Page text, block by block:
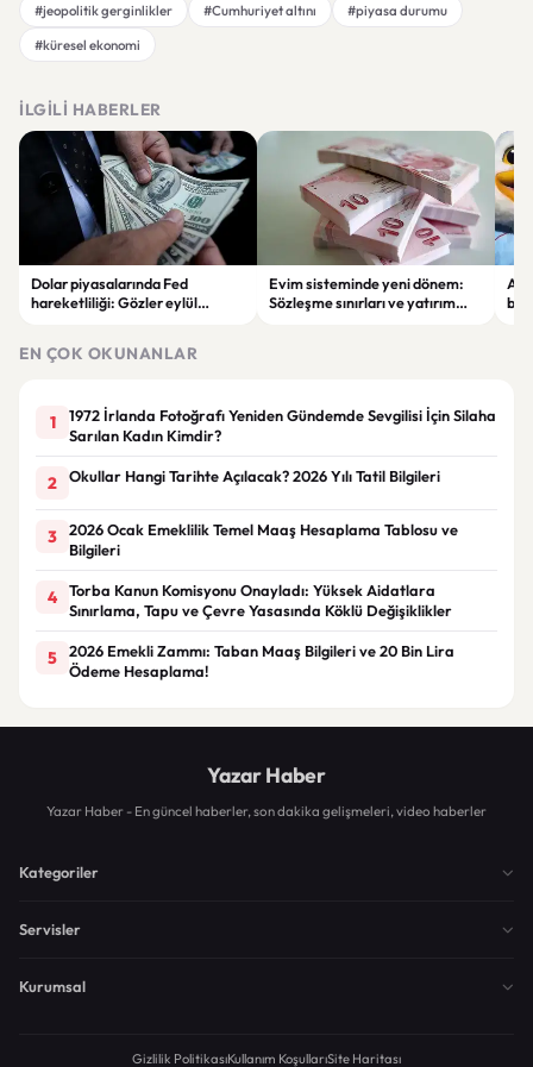
#jeopolitik gerginlikler
#Cumhuriyet altını
#piyasa durumu
#küresel ekonomi
İLGILI HABERLER
Dolar piyasalarında Fed
hareketliliği: Gözler eylül
Evim sisteminde yeni dönem:
Sözleşme sınırları ve yatırım
EN ÇOK OKUNANLAR
1
1972 İrlanda Fotoğrafı Yeniden Gündemde Sevgilisi İçin Silaha
Sarılan Kadın Kimdir?
2 Okullar Hangi Tarihte Açılacak? 2026 Yılı Tatil Bilgileri
3
2026 Ocak Emeklilik Temel Maaş Hesaplama Tablosu ve
Bilgileri
4
Torba Kanun Komisyonu Onayladı: Yüksek Aidatlara
Sınırlama, Tapu ve Çevre Yasasında Köklü Değişiklikler
5
2026 Emekli Zammı: Taban Maaş Bilgileri ve 20 Bin Lira
Ödeme Hesaplama!
Yazar Haber
Yazar Haber - En güncel haberler, son dakika gelişmeleri, video haberler
Kategoriler
Servisler
Kurumsal
Gizlilik PolitikasıKullanım KoşullarıSite Haritası